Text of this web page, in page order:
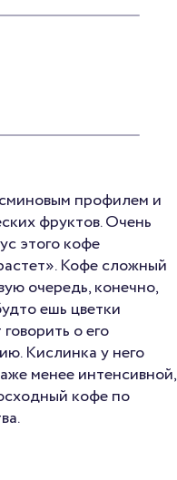
профилем и
фруктов. Очень
этого кофе
Кофе сложный
очередь, конечно,
ешь цветки
о его
Кислинка у него
менее интенсивной,
кофе по